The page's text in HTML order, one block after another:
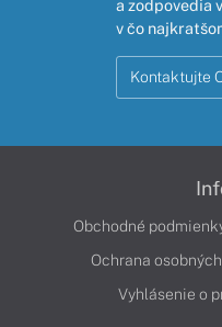
a zodpovedia
v čo
Kontaktujte
Obchodné
Ochrana
Vyhlásenie o